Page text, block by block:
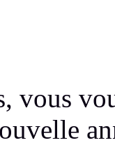
vous